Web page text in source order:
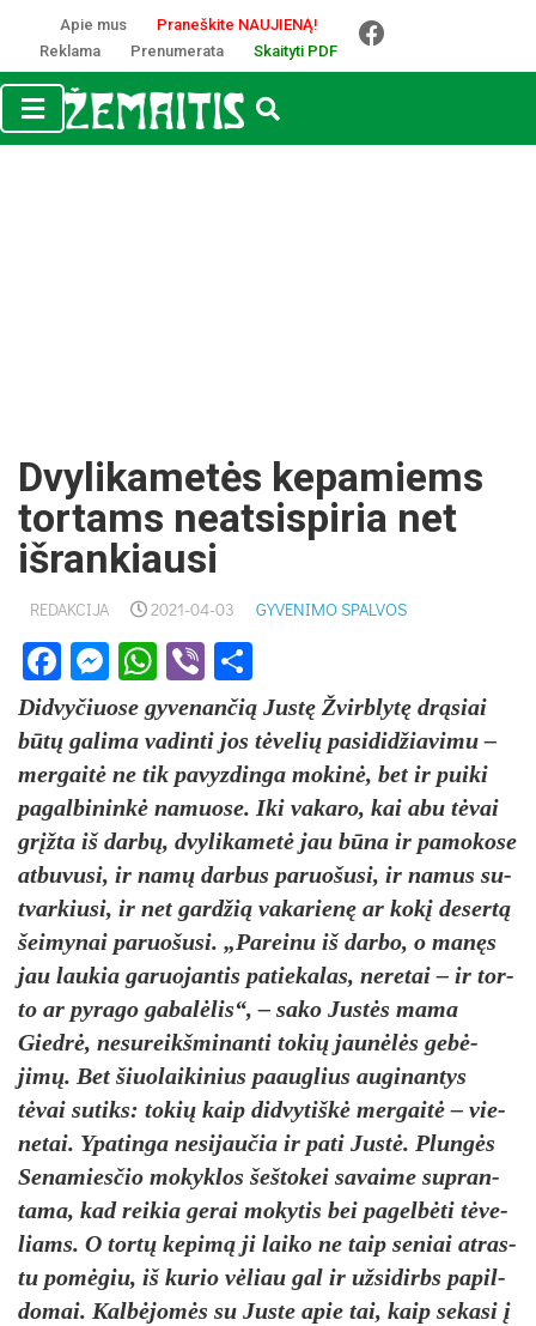
Apie mus
Praneškite NAUJIENĄ!
Reklama
Prenumerata Skaityti PDF
Dvylikametės kepamiems
tortams neatsispiria net
išrankiausi
REDAKCIJA 2021-04-03 GYVENIMO SPALVOS
Facebook
Messenger
WhatsApp
Viber
Did­vy­čiuo­se gy­ve­nan­čią Justę Žvirb­lytę drąsiai
būtų ga­li­ma va­din­ti jos tėve­lių pa­si­did­žia­vi­mu –
mer­gaitė ne tik pa­vyz­din­ga mo­kinė, bet ir pui­ki
pa­gal­bi­ninkė na­muo­se. Iki va­ka­ro, kai abu tėvai
grįžta iš darbų, dvy­li­ka­metė jau būna ir pa­mo­ko­se
at­bu­vu­si, ir namų dar­bus pa­ruo­šu­si, ir na­mus su­
tvar­kiusi, ir net gard­žią va­ka­rienę ar kokį de­sertą
šei­my­nai pa­ruo­šu­si. „Pa­rei­nu iš dar­bo, o manęs
jau lau­kia ga­ruo­jan­tis pa­tie­ka­las, ne­re­tai – ir tor­
to ar py­ra­go ga­balė­lis“, – sa­ko Justės ma­ma
Giedrė, ne­su­reikš­mi­nan­ti to­kių jaunėlės gebė­
jimų. Bet šiuo­lai­ki­nius paaug­lius au­gi­nan­tys
tėvai su­tiks: to­kių kaip did­vy­tiškė mer­gaitė – vie­
ne­tai. Ypa­tin­ga ne­si­jau­čia ir pa­ti Justė. Plungės
Se­na­mies­čio mo­kyk­los šeš­to­kei sa­vai­me su­pran­
ta­ma, kad rei­kia ge­rai mo­ky­tis bei pa­gelbė­ti tėve­
liams. O tortų ke­pimą ji lai­ko ne taip se­niai at­ras­
tu po­mėgiu, iš ku­rio vėliau gal ir už­si­dirbs pa­pil­
do­mai. Kalbė­jomės su Jus­te apie tai, kaip se­ka­si į